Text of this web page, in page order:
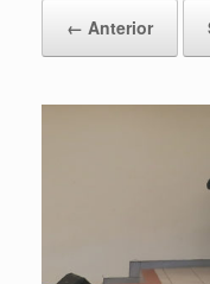
← Anterior